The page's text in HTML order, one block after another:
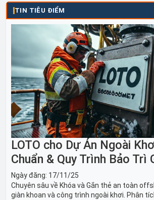
TIN TIÊU ĐIỂM
LOTO cho Dự Án Ngoài
Chuẩn & Quy Trình Bảo Trì
Ngày đăng: 17/11/25
Chuyên sâu về Khóa và Gắn thẻ an toàn
giàn khoan và công trình ngoài khơi. Phân